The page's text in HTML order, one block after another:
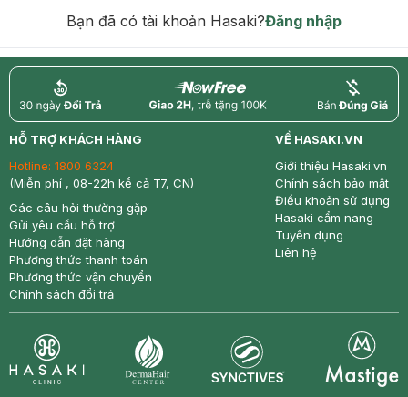
Bạn đã có tài khoản Hasaki?Đăng nhập
return nowfree price
HỖ TRỢ KHÁCH HÀNG
Hotline: 1800 6324
(Miễn phí , 08-22h kể cả T7, CN)
Các câu hỏi thường gặp
Gửi yêu cầu hỗ trợ
Hướng dẫn đặt hàng
Phương thức thanh toán
Phương thức vận chuyển
Chính sách đổi trả
VỀ HASAKI.VN
Giới thiệu Hasaki.vn
Chính sách bảo mật
Điều khoản sử dụng
Hasaki cẩm nang
Tuyển dụng
Liên hệ